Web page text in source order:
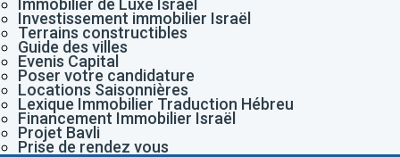
Immobilier de Luxe Israël
Investissement immobilier Israël
Terrains constructibles
Guide des villes
Evenis Capital
Poser votre candidature
Locations Saisonnières
Lexique Immobilier Traduction Hébreu
Financement Immobilier Israël
Projet Bavli
Prise de rendez vous